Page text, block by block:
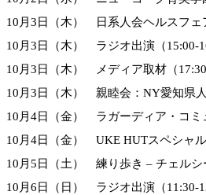
10月3日（木） 日系人会ヘルスフェ
10月3日（木） ラジオ出演（15:00-
10月3日（木） メディア取材（
10月3日（木） 親睦会：NY愛知県人
10月4日（金） ラガーディア・コミ
10月4日（金） UKE HUTスペシャル
10月5日（土） 練り歩き – チェル
10月6日（日） ラジオ出演（11:30-